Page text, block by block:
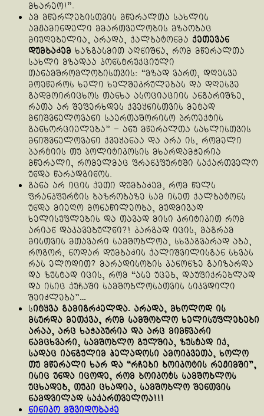
მხარეო!”.
ამ მწერლებისთვის მწერალთა სახლის
ამჟამინდელი მმართველობის მზაობაც
მიუღებელია, არადა, ქალბატონმა ქეთევან
დუმბაძემ ხაზგასმით აღნიშნა, რომ მწერალთა
სახლი მზადაა კონსტრუქციული
თანამშრომლობისთვის: “მზად ვართ, დღესვე
მოეწეროს ხელი ხელშეკრულებას და დღესვე
გადმოირიცხოს თანხა ასოციაციის ანგარიშზე,
რათა არ შეფერხდეს ქვეყნისთვის მეტად
მნიშვნელოვანი საერთაშორისო პროექტის
განხორციელება” – ანუ მწერალთა სახლისთვის
მნიშვნელოვანი ქვეყანაა და არა ის, რომელი
პარტიის თუ პოლიტიკოსის მხარდამჭერია
მწერალი, რომელმაც ფრანკფურტში საქართველო
უნდა წარადგინოს.
განა არ იცის ქეთი დუმბაძემ, რომ წელს
ფრანკფურტის ბაზრობაზე სამ ისეთ ქალბატონს
უნდა მიეღო მონაწილეობა, მუდმივად
ხელისუფლების და თავად მისი კრიტიკით რომ
არიან დაკავებულნი?! კარგად იცის, მაგრამ
მისთვის მთავარი სამშობლოა, სხვაგვარად აბა,
როგორ, ნოდარ დუმბაძის ქალიშვილისგან სხვას
რას ელოდით? მარადისობის კანონზე გაიზარდა
და ზუსტად იცის, რომ “ასე უცებ, დაუფიქრებლად
და ისიც ქუჩაში სამშობლოსათვის სიკვდილი
შეიძლება”…
სიტყვა გამიგრძელდა. არადა, მხოლოდ ის
მსურდა მეთქვა, რომ სამშობლო ხელისუფლებები
არაა, არც ხაჭაპურია და არც მიმწვარი
ნამცხვარი, სამშობლო გულშია, ზუსტად იქ,
სადაც იანგულიმ ჰელადოსი ამოიკვეთა, ხოლო
თუ მწერალი ხარ და “რჩები ბოიკოტის რეჟიმში”,
ისიც უნდა იცოდე, რომ ბოიკოტს სამშობლოს
უცხადებ, თუკი ცხადია, სამშობლო შენთვის
ნამდვილად საქართველოა!!!
ნინიკო მშვიდობაძე